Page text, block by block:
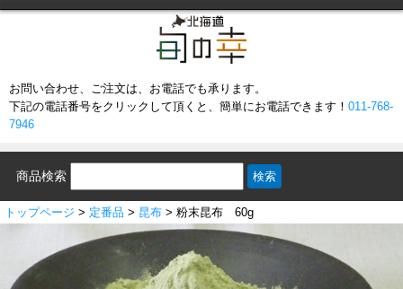
お問い合わせ、ご注文は、お電話でも承ります。
下記の電話番号をクリックして頂くと、簡単にお電話できます！ 011-768-
7946
商品検索
トップページ > 定番品 > 昆布 > 粉末昆布 60g